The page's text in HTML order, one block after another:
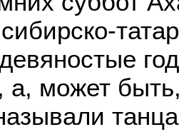
а, может